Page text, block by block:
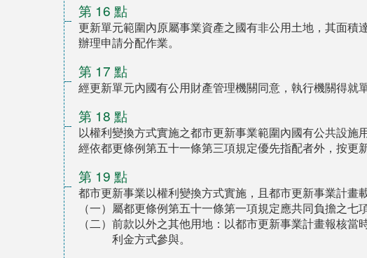
第 16 點
更新單元範圍內原屬事業資產之國有非公用土地，其面積
辦理申請分配作業。
第 17 點
經更新單元內國有公用財產管理機關同意，執行機關得就
第 18 點
以權利變換方式實施之都市更新事業範圍內國有公共設
經依都更條例第五十一條第三項規定優先指配者外，按更
第 19 點
都市更新事業以權利變換方式實施，且都市更新事業計畫
（一）屬都更條例第五十一條第一項規定應共同負擔之
（二）前款以外之其他用地：以都市更新事業計畫報核
利金方式參與。